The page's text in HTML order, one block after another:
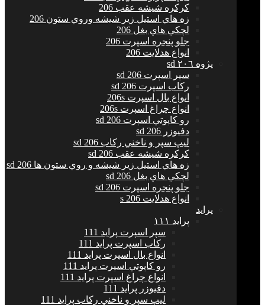
كركره شيشه عقب 206
زه هاي استيل زير شيشه وروي ستون 206
لچكي هاي بغل 206
جلو پنجره اسپرت 206
انواع هدلايت 206
پژوه ٢٠٦ sd
سپر اسپرت 206 sd
ركاب اسپرت 206 sd
انواع بال اسپرت 206s
انواع چراغ اسپرت 206s
رو كاپوتي اسپرت 206 sd
دفيوزر 206 sd
ليپ سپر و ناخني ركاب 206 sd
كركره شيشه عقب 206 sd
زه هاي استيل زير شيشه و روي ستون ها 206 sd
لچكي هاي بغل 206 sd
جلو پنجره اسپرت 206 sd
انواع هدلايت 206 s
پراید
پرايد ١١١
سپر اسپرت پراید 111
ركاب اسپرت پراید 111
انواع بال اسپرت پراید 111
رو كاپوتي اسپرت پراید 111
انواع چراغ اسپرت پراید 111
دفيوزر پراید 111
ليپ سپر و ناخني ركاب پراید 111